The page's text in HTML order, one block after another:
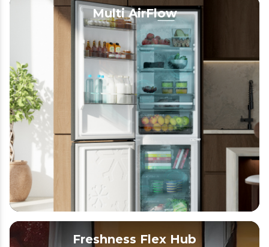
Multi AirFlow
Freshness Flex Hub